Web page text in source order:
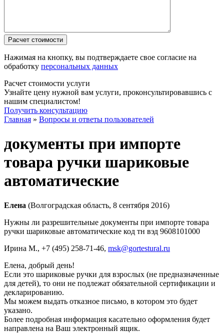
Нажимая на кнопку, вы подтверждаете свое согласие на
обработку персональных данных
Расчет стоимости услуги
Узнайте цену нужной вам услуги, проконсультировавшись с
нашим специалистом!
Получить консультацию
Главная » Вопросы и ответы пользователей
документы при импорте
товара ручки шариковые
автоматические
Елена (Волгоградская область, 8 сентября 2016)
Нужны ли разрешительные документы при импорте товара
ручки шариковые автоматические код тн вэд 9608101000
Ирина М., +7 (495) 258-71-46, msk@gortestural.ru
Елена, добрый день!
Если это шариковые ручки для взрослых (не предназначенные
для детей), то они не подлежат обязательной сертификации и
декларированию.
Мы можем выдать отказное письмо, в котором это будет
указано.
Более подробная информация касательно оформления будет
направлена на Ваш электронный ящик.